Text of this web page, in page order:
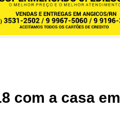
com a casa em